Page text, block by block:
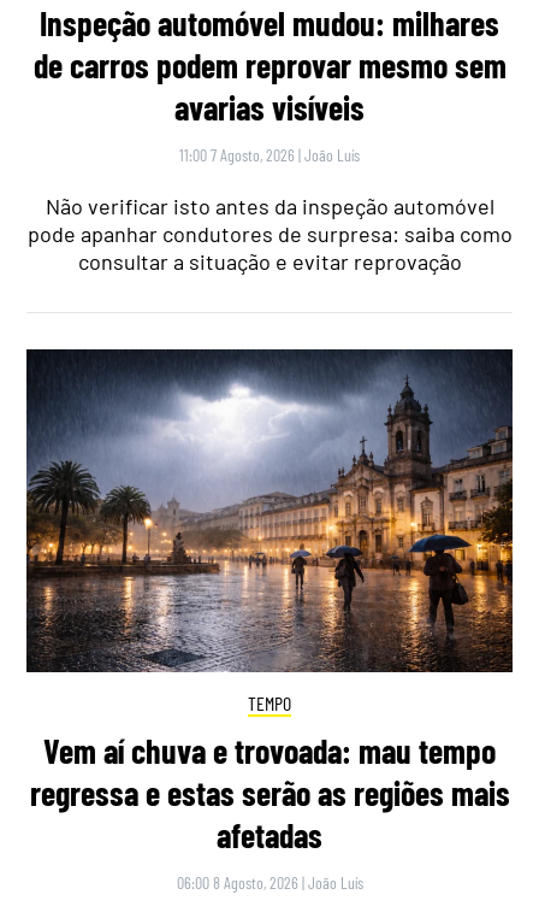
Inspeção automóvel mudou: milhares
de carros podem reprovar mesmo sem
avarias visíveis
11:00 7 Agosto, 2026 |João Luís
Não verificar isto antes da inspeção automóvel
pode apanhar condutores de surpresa: saiba como
consultar a situação e evitar reprovação
TEMPO
Vem aí chuva e trovoada: mau tempo
regressa e estas serão as regiões mais
afetadas
06:00 8 Agosto, 2026 |João Luís